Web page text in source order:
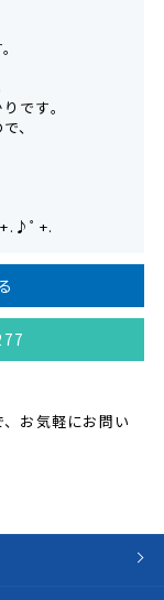
です。
、
ﾟ+.
お気軽にお問い